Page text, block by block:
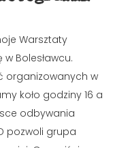
Warsztaty
Bolesławcu.
organizowanych w
koło godziny 16 a
odbywania
pozwoli grupa